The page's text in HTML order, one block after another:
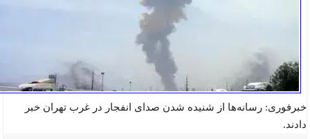
خبرفوری: رسانه‌ها از شنیده شدن صدای انفجار در غرب تهران خبر
دادند.